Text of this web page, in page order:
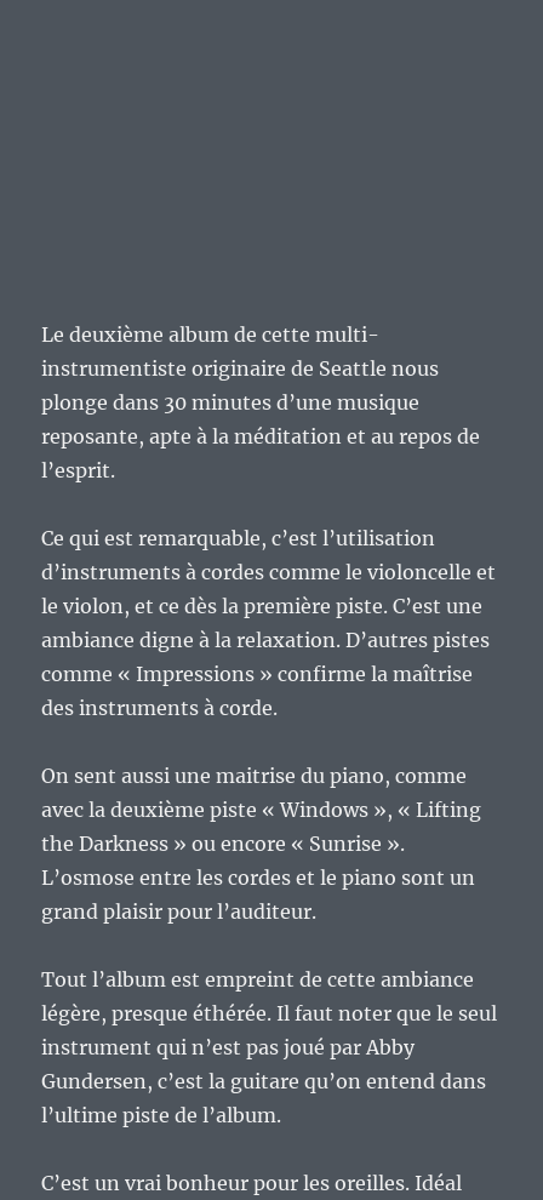
Le deuxième album de cette multi-
instrumentiste originaire de Seattle nous
plonge dans 30 minutes d’une musique
reposante, apte à la méditation et au repos de
l’esprit.
Ce qui est remarquable, c’est l’utilisation
d’instruments à cordes comme le violoncelle et
le violon, et ce dès la première piste. C’est une
ambiance digne à la relaxation. D’autres pistes
comme « Impressions » confirme la maîtrise
des instruments à corde.
On sent aussi une maitrise du piano, comme
avec la deuxième piste « Windows », « Lifting
the Darkness » ou encore « Sunrise ».
L’osmose entre les cordes et le piano sont un
grand plaisir pour l’auditeur.
Tout l’album est empreint de cette ambiance
légère, presque éthérée. Il faut noter que le seul
instrument qui n’est pas joué par Abby
Gundersen, c’est la guitare qu’on entend dans
l’ultime piste de l’album.
C’est un vrai bonheur pour les oreilles. Idéal